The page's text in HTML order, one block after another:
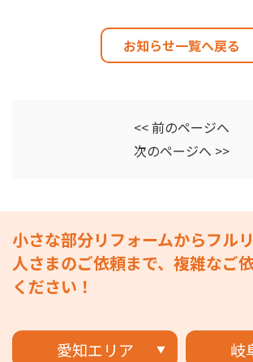
お知らせ一覧へ戻る
<< 前のページへ
次のページへ >>
小さな部分リフォームからフル
人さまのご依頼まで、複雑なご
ください！
愛知エリア 岐